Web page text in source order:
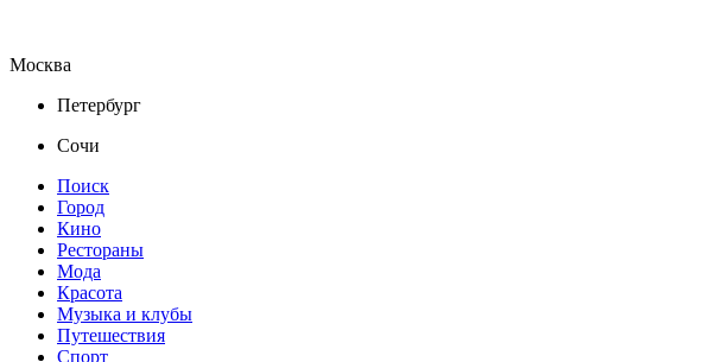
Москва
Петербург
Сочи
Поиск
Город
Кино
Рестораны
Мода
Красота
Музыка и клубы
Путешествия
Спорт